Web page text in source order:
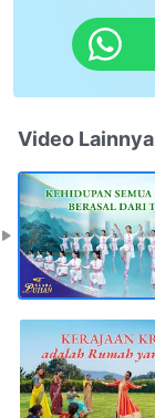
Video Lainnya